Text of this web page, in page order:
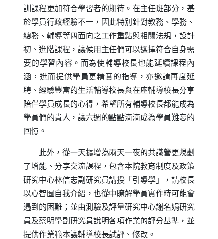
訓課程更加符合學習者的期待。在主任班部分，基
於學員行政經驗不一，因此特別針對教務、學務、
總務、輔導等四面向之工作重點與相關法規，設計
初、進階課程，讓候用主任們可以選擇符合自身需
要的學習內容。而為使輔導校長也能延續課程內
涵，進而提供學員更精實的指導，亦邀請再度延
聘、經驗豐富的生活輔導校長與在座輔導校長分享
陪伴學員成長的心得，希望所有輔導校長都能成為
學員們的貴人，讓六週的點點滴滴成為學員難忘的
回憶。
此外，從一天擴增為兩天一夜的共識營更規劃
了增能、分享交流課程，包含本院教育制度及政策
研究中心林信志副研究員講授「引導學」，請校長
以心智圖自我介紹，也從中瞭解學員實作時可能會
遇到的困難；並由測驗及評量研究中心謝名娟研究
員及蔡明學副研究員說明各項作業的評分基準，並
提供作業範本讓輔導校長試評、修改。